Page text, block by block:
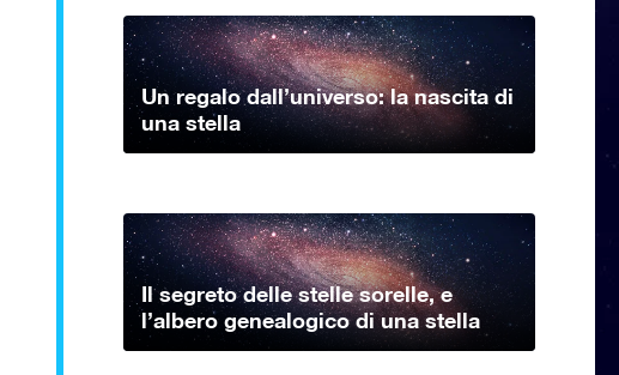
Un regalo dall’universo: la nascita di
una stella
Il segreto delle stelle sorelle, e
l’albero genealogico di una stella